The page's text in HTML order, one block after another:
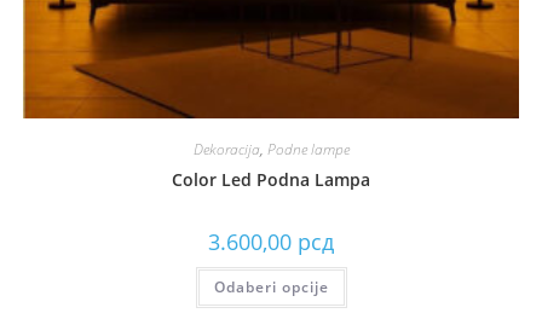
Dekoracija, Podne lampe
Color Led Podna Lampa
3.600,00 рсд
Odaberi opcije